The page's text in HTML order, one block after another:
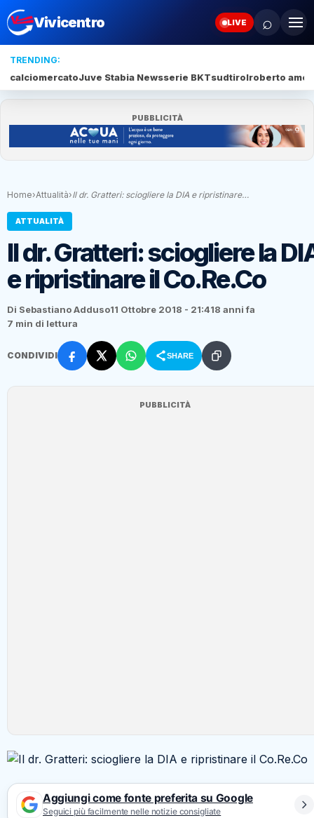
Vivicentro LIVE ⌕
TRENDING:
calciomercatoJuve Stabia Newsserie BKTsudtirolroberto
PUBBLICITÀ
Home›Attualità›Il dr. Gratteri: sciogliere la DIA e ripristinare…
ATTUALITÀ
Il dr. Gratteri: sciogliere la
e ripristinare il Co.Re.Co
Di Sebastiano Adduso11 Ottobre 2018 - 21:418 anni fa
7 min di lettura
CONDIVIDI SHARE
PUBBLICITÀ
Aggiungi come fonte preferita su Google
Seguici più facilmente nelle notizie consigliate